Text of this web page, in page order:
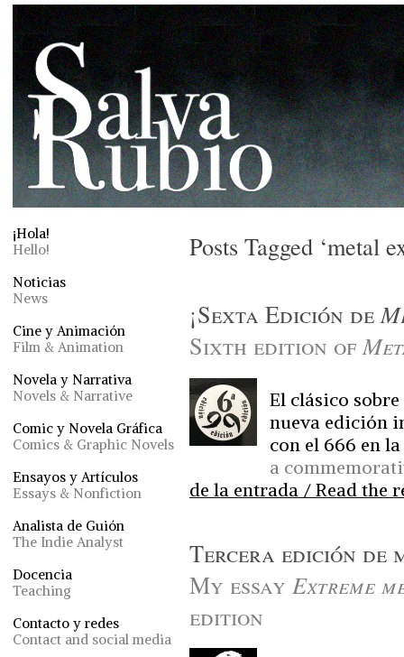
¡Hola!
Hello!
Noticias
News
Cine y Animación
Film & Animation
Novela y Narrativa
Novels & Narrative
Comic y Novela Gráfica
Comics & Graphic Novels
Ensayos y Artículos
Essays & Nonfiction
Analista de Guión
The Indie Analyst
Docencia
Teaching
Contacto y redes
Contact and social media
Posts Tagged ‘metal
¡Sexta Edición de
Sixth edition of
El clásico
nueva edición
con el 666 en
a
de la entrada / Read the
Tercera edición de
My essay Extreme
edition